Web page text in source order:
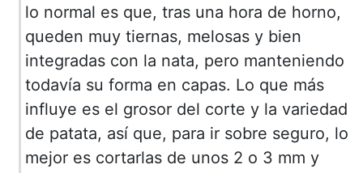
lo normal es que, tras una hora de horno,
queden muy tiernas, melosas y bien
integradas con la nata, pero manteniendo
todavía su forma en capas. Lo que más
influye es el grosor del corte y la variedad
de patata, así que, para ir sobre seguro, lo
mejor es cortarlas de unos 2 o 3 mm y